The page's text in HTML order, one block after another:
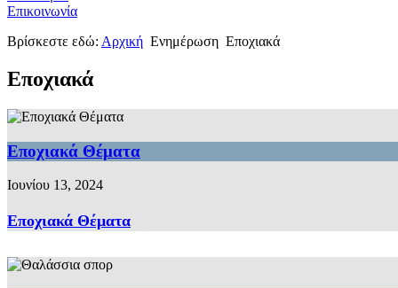
Επικοινωνία
Βρίσκεστε εδώ: Αρχική Ενημέρωση Εποχιακά
Εποχιακά
Εποχιακά Θέματα
Ιουνίου 13, 2024
Εποχιακά Θέματα